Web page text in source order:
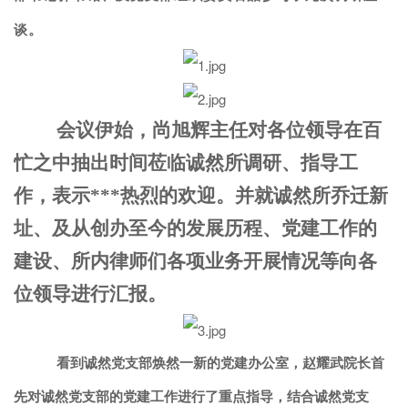
谈。
会议伊始，尚旭辉主任对各位领导在百
忙之中抽出时间莅临诚然所调研、指导工
作，表示***热烈的欢迎。并就诚然所乔迁新
址、及从创办至今的发展历程、党建工作的
建设、所内律师们各项业务开展情况等向各
位领导进行汇报。
看到诚然党支部焕然一新的党建办公室，赵耀武院长首
先对诚然党支部的党建工作进行了重点指导，结合诚然党支